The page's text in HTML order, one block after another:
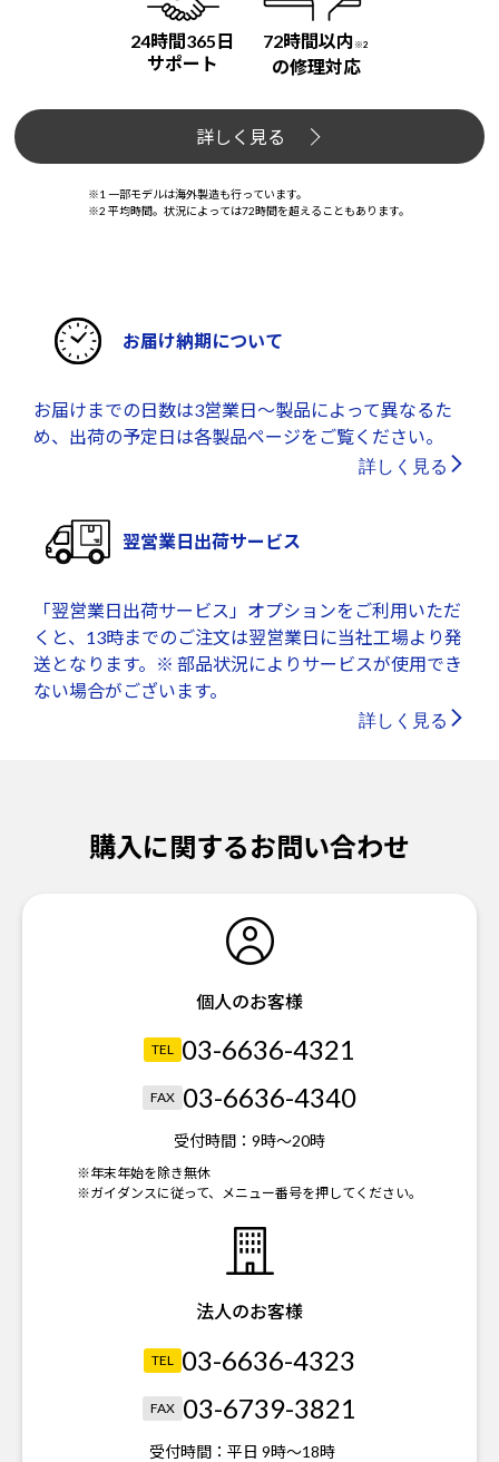
24時間365日
サポート
72時間以内 ※2
の修理対応
詳しく見る
※1 一部モデルは海外製造も行っています。
※2 平均時間。状況によっては72時間を超えることもあります。
お届け納期について
お届けまでの日数は3営業日～製品によって異なるた
め、出荷の予定日は各製品ページをご覧ください。
詳しく見る
翌営業日出荷サービス
「翌営業日出荷サービス」オプションをご利用いただ
くと、13時までのご注文は翌営業日に当社工場より発
送となります。※ 部品状況によりサービスが使用でき
ない場合がございます。
詳しく見る
購入に関するお問い合わせ
個人のお客様
TEL 03-6636-4321
FAX 03-6636-4340
受付時間： 9時～20時
※年末年始を除き無休
※ガイダンスに従って、メニュー番号を押してください。
法人のお客様
TEL 03-6636-4323
FAX 03-6739-3821
受付時間： 平日 9時～18時